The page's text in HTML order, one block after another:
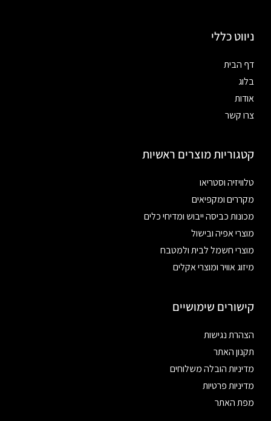
ניווט כללי
דף הבית
בלוג
אודות
צרו קשר
קטגוריות מוצרים ראשיות
טלוויזיה וסטריאו
מקררים ומקפיאים
מכונות כביסה ייבוש ומדיחי כלים
מוצרי אפיה ובישול
מוצרי חשמל לבית ולמטבח
מיזוג אוויר ומוצרי אקלים
קישורים שימושיים
הצהרת נגישות
תקנון האתר
מדיניות הובלה משלוחים
מדיניות פרטיות
מפת האתר